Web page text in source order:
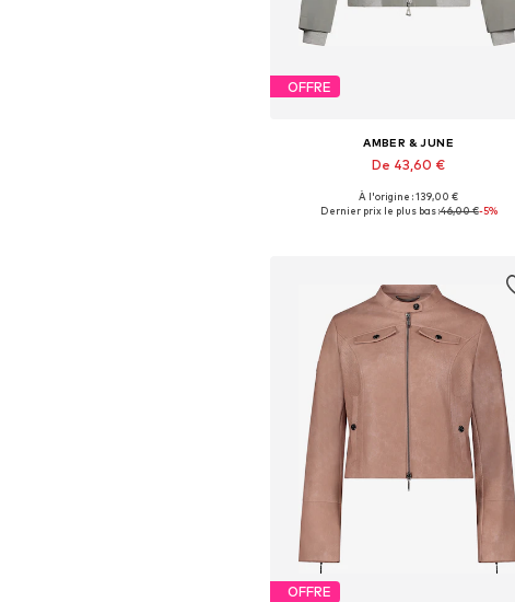
OFFRE
AMBER & JUNE
De 43,60 €
Tailles disponibles: XS, S, M, L, XL, XXL
À l'origine : 139,00 €
Dernier prix le plus bas :46,00 €-5%
OFFRE